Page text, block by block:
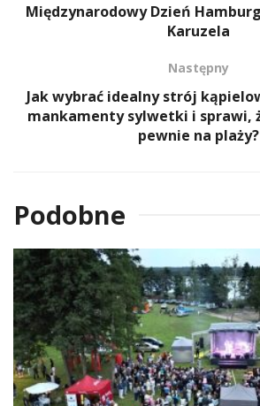
Międzynarodowy Dzień
Karuzela
Następny
Jak wybrać idealny strój
mankamenty sylwetki i sprawi,
pewnie na plaży?
Podobne